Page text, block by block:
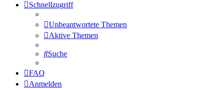
Schnellzugriff
Unbeantwortete Themen
Aktive Themen
Suche
FAQ
Anmelden